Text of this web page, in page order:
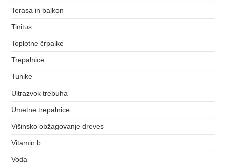
Terasa in balkon
Tinitus
Toplotne črpalke
Trepalnice
Tunike
Ultrazvok trebuha
Umetne trepalnice
Višinsko obžagovanje dreves
Vitamin b
Voda